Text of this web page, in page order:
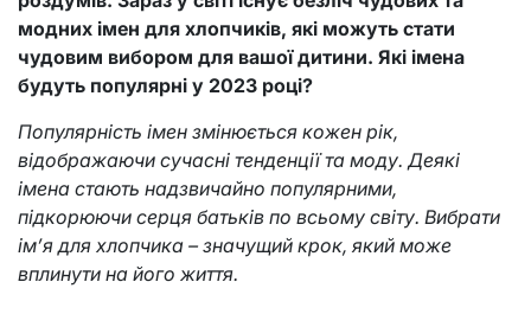
модних імен для хлопчиків, які можуть стати
чудовим вибором для вашої дитини. Які імена
будуть популярні у 2023 році?
Популярність імен змінюється кожен рік,
відображаючи сучасні тенденції та моду. Деякі
імена стають надзвичайно популярними,
підкорюючи серця батьків по всьому світу. Вибрати
ім’я для хлопчика – значущий крок, який може
вплинути на його життя.